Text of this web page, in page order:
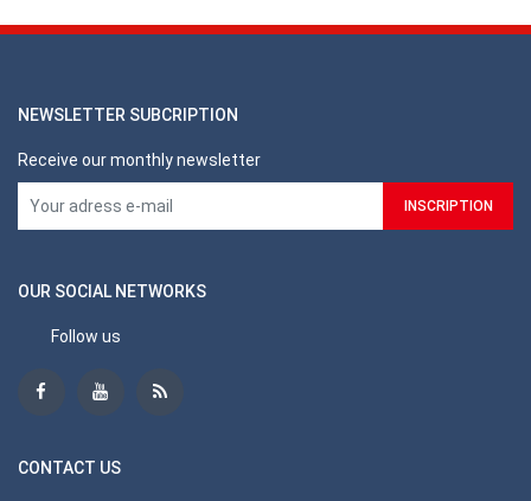
NEWSLETTER SUBCRIPTION
Receive our monthly newsletter
OUR SOCIAL NETWORKS
Follow us
CONTACT US